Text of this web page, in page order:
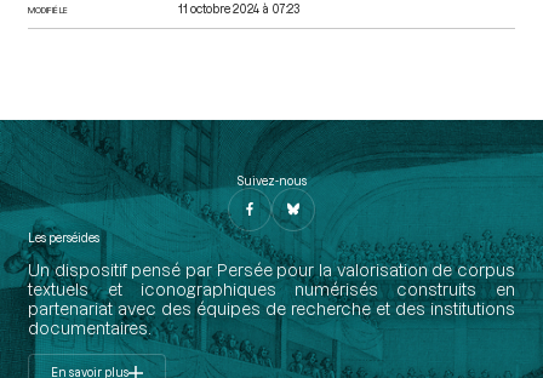
MODIFIÉ LE 11 octobre 2024 à 07:23
Suivez-nous
Les perséides
Un dispositif pensé par Persée pour la valorisation de corpus
textuels et iconographiques numérisés construits en
partenariat avec des équipes de recherche et des institutions
documentaires.
En savoir plus